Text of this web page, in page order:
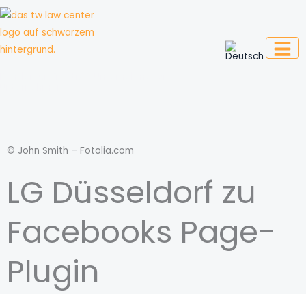
Zum
Inhalt
springen
© John Smith – Fotolia.com
LG Düsseldorf zu
Facebooks Page-
Plugin